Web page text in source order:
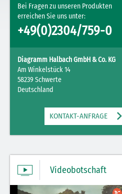
Bei Fragen zu unseren Produkten
erreichen Sie uns unter:
+49(0)2304/759-0
Diagramm Halbach GmbH & Co. KG
Am Winkelstück 14
58239 Schwerte
Deutschland
KONTAKT-ANFRAGE
Videobotschaft